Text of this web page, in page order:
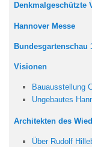
Denkmalgeschützte
Hannover Messe
Bundesgartenschau
Visionen
Bauausstellung
Ungebautes
Architekten des
Über Rudolf